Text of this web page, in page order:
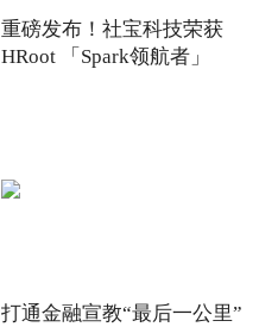
重磅发布！社宝科技荣获
HRoot 「Spark领航者」
打通金融宣教“最后一公里”